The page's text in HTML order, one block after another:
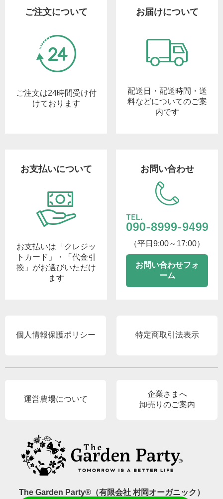
ご注文について
ご注文は24時間受け付
けております
お届けについて
配送日・配送時間・送
料などについてのご案
内です
お支払いについて
お支払いは「クレジッ
トカード」・「代金引
換」がお選びいただけ
ます
お問い合わせ
（平日9:00～17:00）
お問い合わせフォ
ーム
個人情報保護ポリシー 特定商取引法表示
運営農場について
企業さまへ
卸売りのご案内
The Garden Party®（有限会社 村岡オーガニック）